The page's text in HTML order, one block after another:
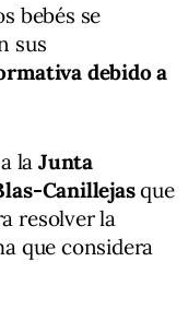
bebés se
sus
debido a
la Junta
Canillejasque
resolver la
que considera